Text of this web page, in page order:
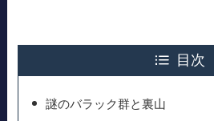
目次
謎のバラック群と裏山